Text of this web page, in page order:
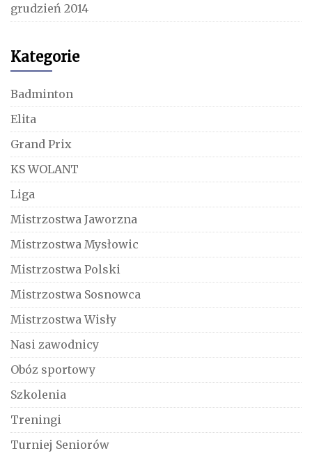
grudzień 2014
Kategorie
Badminton
Elita
Grand Prix
KS WOLANT
Liga
Mistrzostwa Jaworzna
Mistrzostwa Mysłowic
Mistrzostwa Polski
Mistrzostwa Sosnowca
Mistrzostwa Wisły
Nasi zawodnicy
Obóz sportowy
Szkolenia
Treningi
Turniej Seniorów